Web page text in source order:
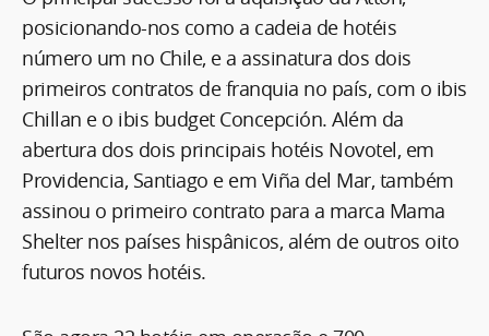
posicionando-nos como a cadeia de hotéis
número um no Chile, e a assinatura dos dois
primeiros contratos de franquia no país, com o ibis
Chillan e o ibis budget Concepción. Além da
abertura dos dois principais hotéis Novotel, em
Providencia, Santiago e em Viña del Mar, também
assinou o primeiro contrato para a marca Mama
Shelter nos países hispânicos, além de outros oito
futuros novos hotéis.